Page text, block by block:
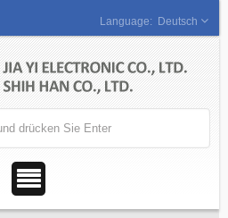
Deutsch